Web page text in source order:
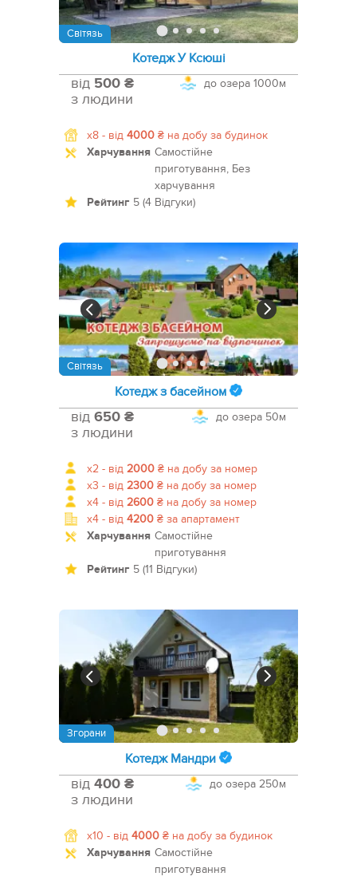
Світязь
Котедж У Ксюші
до озера 1000м
від 500 ₴
з людини
x8 - від 4000 ₴ на добу за будинок
Харчування Самостійне
приготування, Без
харчування
Рейтинг 5 (4 Відгуки)
Світязь
Котедж з басейном
до озера 50м
від 650 ₴
з людини
x2 - від 2000 ₴ на добу за номер
x3 - від 2300 ₴ на добу за номер
x4 - від 2600 ₴ на добу за номер
x4 - від 4200 ₴ за апартамент
Харчування Самостійне
приготування
Рейтинг 5 (11 Відгуки)
Згорани
Котедж Мандри
до озера 250м
від 400 ₴
з людини
x10 - від 4000 ₴ на добу за будинок
Харчування Самостійне
приготування